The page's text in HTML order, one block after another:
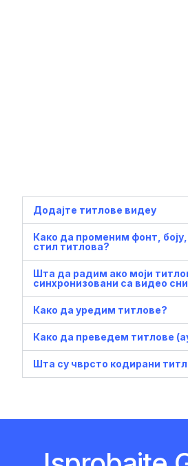
Додајте титлове видеу
Како да променим фонт, боју,
стил титлова?
Шта да радим ако моји
синхронизовани са видео
Како да уредим титлове?
Како да преведем титлове
Шта су чврсто кодирани